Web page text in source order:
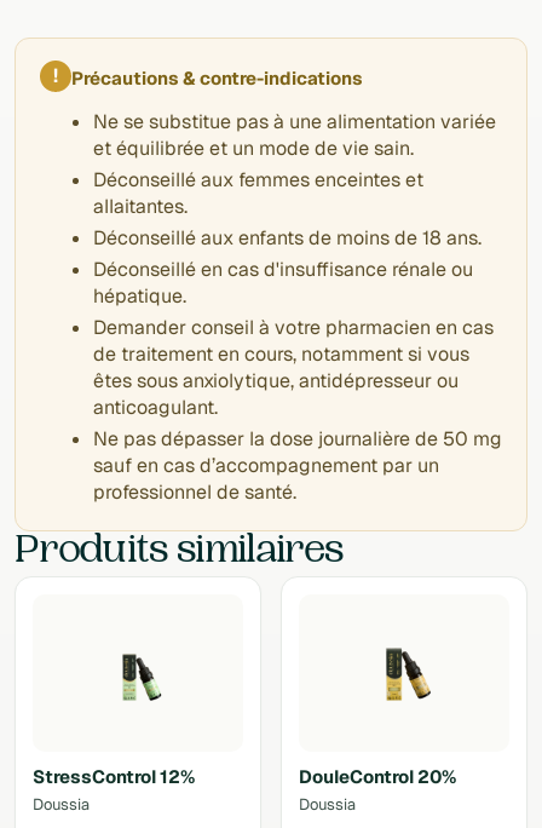
! Précautions & contre-indications
Ne se substitue pas à une alimentation variée
et équilibrée et un mode de vie sain.
Déconseillé aux femmes enceintes et
allaitantes.
Déconseillé aux enfants de moins de 18 ans.
Déconseillé en cas d'insuffisance rénale ou
hépatique.
Demander conseil à votre pharmacien en cas
de traitement en cours, notamment si vous
êtes sous anxiolytique, antidépresseur ou
anticoagulant.
Ne pas dépasser la dose journalière de 50 mg
sauf en cas d’accompagnement par un
professionnel de santé.
Produits similaires
StressControl 12%
Doussia
DouleControl 20%
Doussia